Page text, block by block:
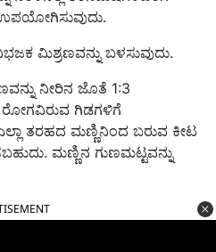
ಮಿಶ್ರಣವನ್ನು ಬಳಸುವುದು.
ನೀರಿನ ಜೊತೆ 1:3
ರೋಗವಿರುವ ಗಿಡಗಳಿಗೆ
ತರಹದ ಮಣ್ಣಿನಿಂದ ಬರುವ ಕೀಟ
ಮಣ್ಣಿನ ಗುಣಮಟ್ಟವನ್ನು